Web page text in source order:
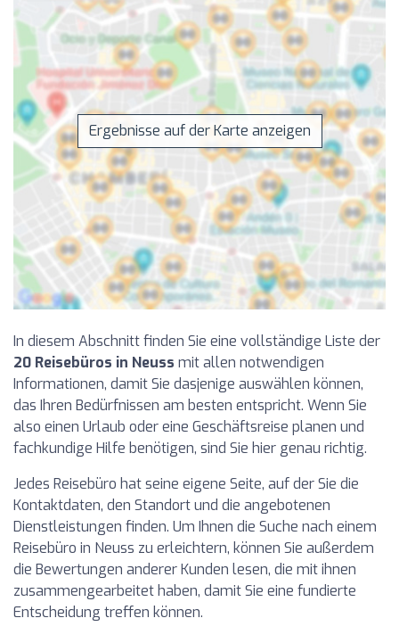
Ergebnisse auf der Karte anzeigen
In diesem Abschnitt finden Sie eine vollständige Liste der
20 Reisebüros in Neuss mit allen notwendigen
Informationen, damit Sie dasjenige auswählen können,
das Ihren Bedürfnissen am besten entspricht. Wenn Sie
also einen Urlaub oder eine Geschäftsreise planen und
fachkundige Hilfe benötigen, sind Sie hier genau richtig.
Jedes Reisebüro hat seine eigene Seite, auf der Sie die
Kontaktdaten, den Standort und die angebotenen
Dienstleistungen finden. Um Ihnen die Suche nach einem
Reisebüro in Neuss zu erleichtern, können Sie außerdem
die Bewertungen anderer Kunden lesen, die mit ihnen
zusammengearbeitet haben, damit Sie eine fundierte
Entscheidung treffen können.